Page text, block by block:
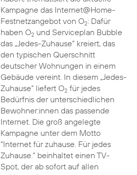
Kampagne das Internet@Home-
Festnetzangebot von O2: Dafür
haben O2und Serviceplan Bubble
das „Jedes-Zuhause“ kreiert, das
den typischen Querschnitt
deutscher Wohnungen in einem
Gebäude vereint. In diesem „Jedes-
Zuhause” liefert O2für jedes
Bedürfnis der unterschiedlichen
Bewohner:innen das passende
Internet. Die groß angelegte
Kampagne unter dem Motto
“Internet für zuhause. Für jedes
Zuhause.” beinhaltet einen TV-
Spot, der ab sofort auf allen